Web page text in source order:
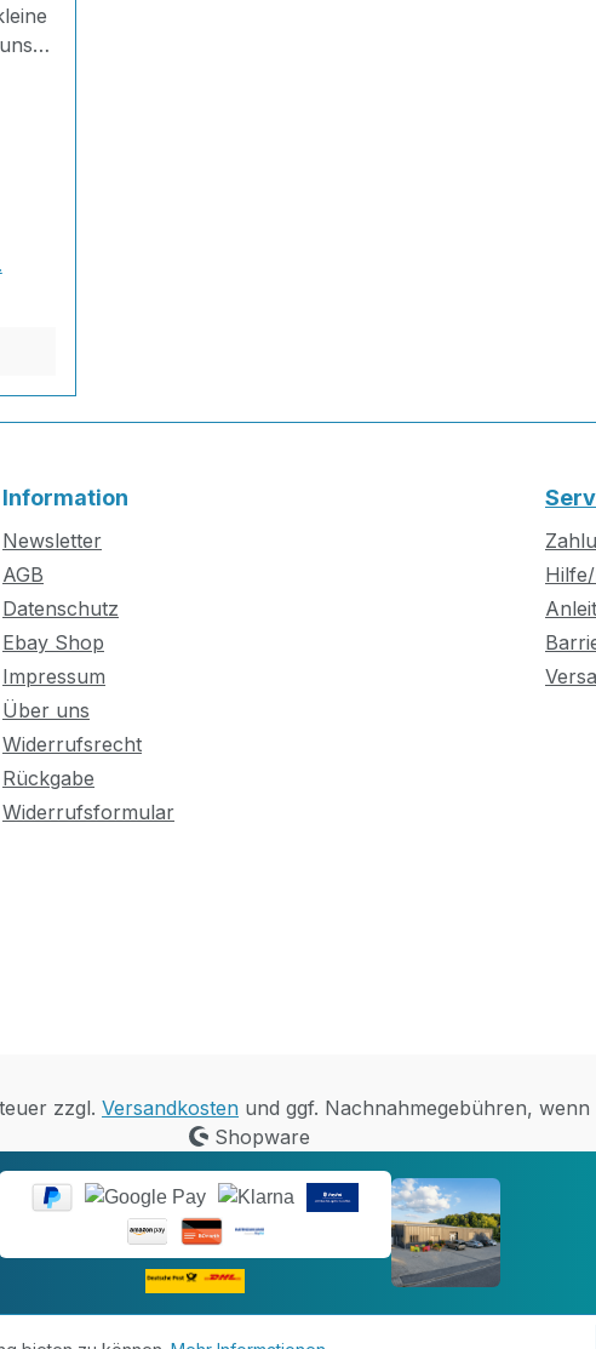
ist
-
je
Information
Newsletter
AGB
Datenschutz
Ebay Shop
Impressum
Über uns
Widerrufsrecht
Rückgabe
Widerrufsformular
zzgl. Versandkosten und ggf. Nachnahmegebühren,
Shopware